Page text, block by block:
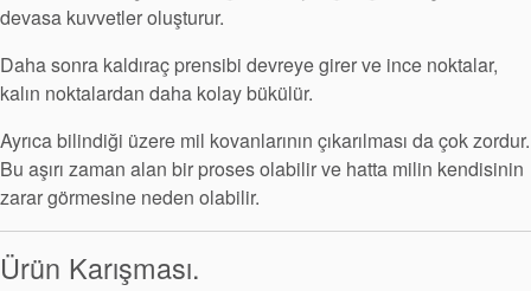
devasa kuvvetler oluşturur.
Daha sonra kaldıraç prensibi devreye girer ve ince noktalar,
kalın noktalardan daha kolay bükülür.
Ayrıca bilindiği üzere mil kovanlarının çıkarılması da çok zordur.
Bu aşırı zaman alan bir proses olabilir ve hatta milin kendisinin
zarar görmesine neden olabilir.
Ürün Karışması.